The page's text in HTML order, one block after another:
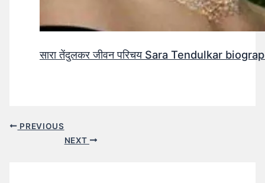
सारा तेंदुलकर जीवन परिचय Sara Tendulkar
PREVIOUS
NEXT